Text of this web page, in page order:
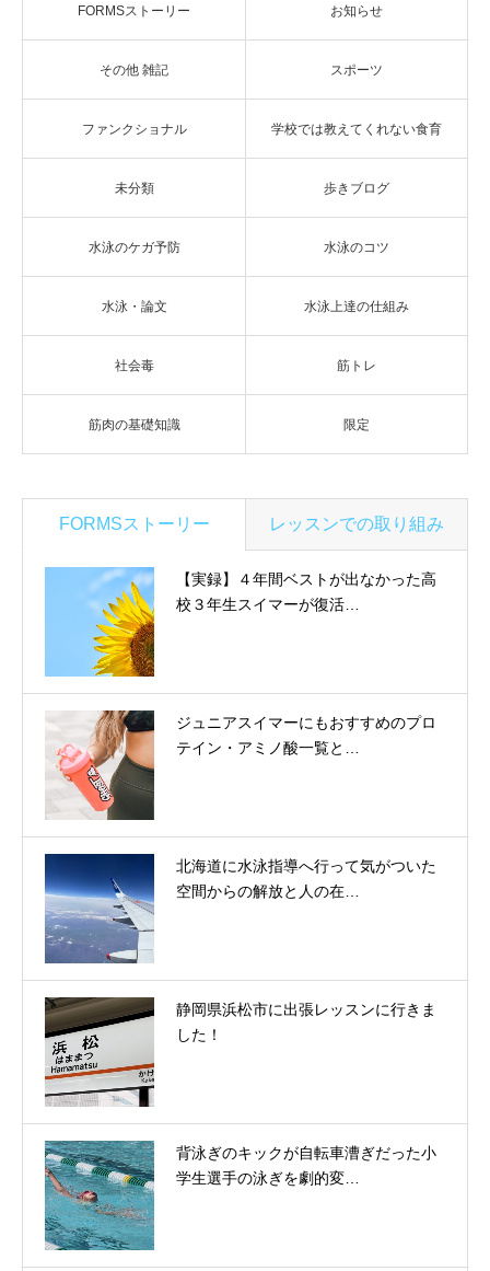
FORMSストーリー お知らせ
その他 雑記 スポーツ
ファンクショナル 学校では教えてくれない食育
未分類 歩きブログ
水泳のケガ予防 水泳のコツ
水泳・論文 水泳上達の仕組み
社会毒 筋トレ
筋肉の基礎知識 限定
FORMSストーリー レッスンでの取り組み
【実録】４年間ベストが出なかった高
校３年生スイマーが復活…
ジュニアスイマーにもおすすめのプロ
テイン・アミノ酸一覧と…
北海道に水泳指導へ行って気がついた
空間からの解放と人の在…
静岡県浜松市に出張レッスンに行きま
した！
背泳ぎのキックが自転車漕ぎだった小
学生選手の泳ぎを劇的変…